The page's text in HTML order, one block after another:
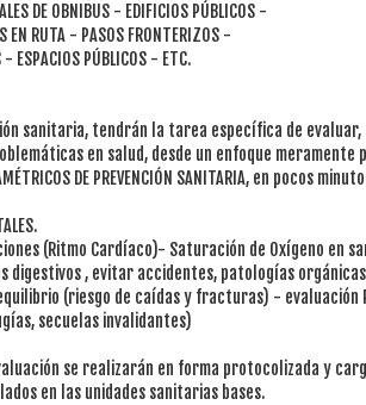
DE OBNIBUS - EDIFICIOS PÚBLICOS -
EN RUTA - PASOS FRONTERIZOS -
- ESPACIOS PÚBLICOS - ETC.
sanitaria, tendrán la tarea específica de
en salud, desde un enfoque
DE PREVENCIÓN SANITARIA, en pocos
(Ritmo Cardíaco)- Saturación de Oxígeno en
digestivos , evitar accidentes, patologías
(riesgo de caídas y fracturas) - evaluación
secuelas invalidantes)
se realizarán en forma protocolizada y
en las unidades sanitarias bases.